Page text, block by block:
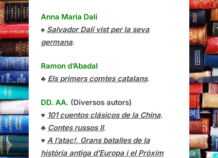
Anna Maria Dalí
♠ Salvador Dalí vist per la seva
germana.
Ramon d’Abadal
♣ Els primers comtes catalans.
DD. AA. (Diversos autors)
♥ 101 cuentos clásicos de la China.
♣ Contes russos II.
♥ A l’atac!, Grans batalles de la
història antiga d’Europa i el Pròxim